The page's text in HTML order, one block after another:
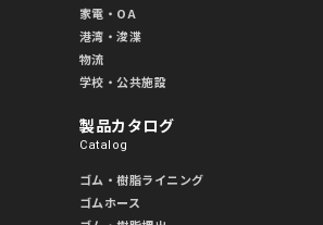
家電・OA
港湾・浚渫
物流
学校・公共施設
製品カタログ
Catalog
ゴム・樹脂ライニング
ゴムホース